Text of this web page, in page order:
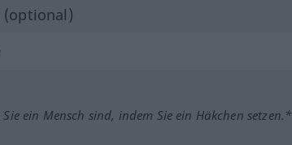
(optional)
ein Mensch sind, indem Sie ein Häkchen setzen.*